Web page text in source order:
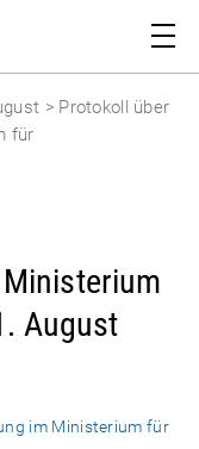
> Protokoll über
für
August
im Ministerium für